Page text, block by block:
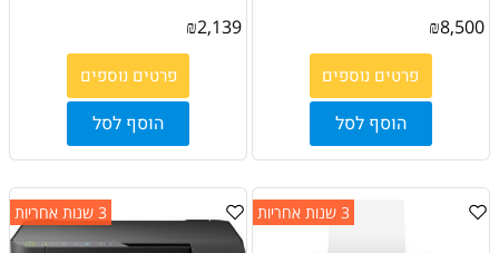
₪8,500
פרטים נוספים
הוסף לסל
₪2,139
פרטים נוספים
הוסף לסל
3 שנות אחריות 3 שנות אחריות